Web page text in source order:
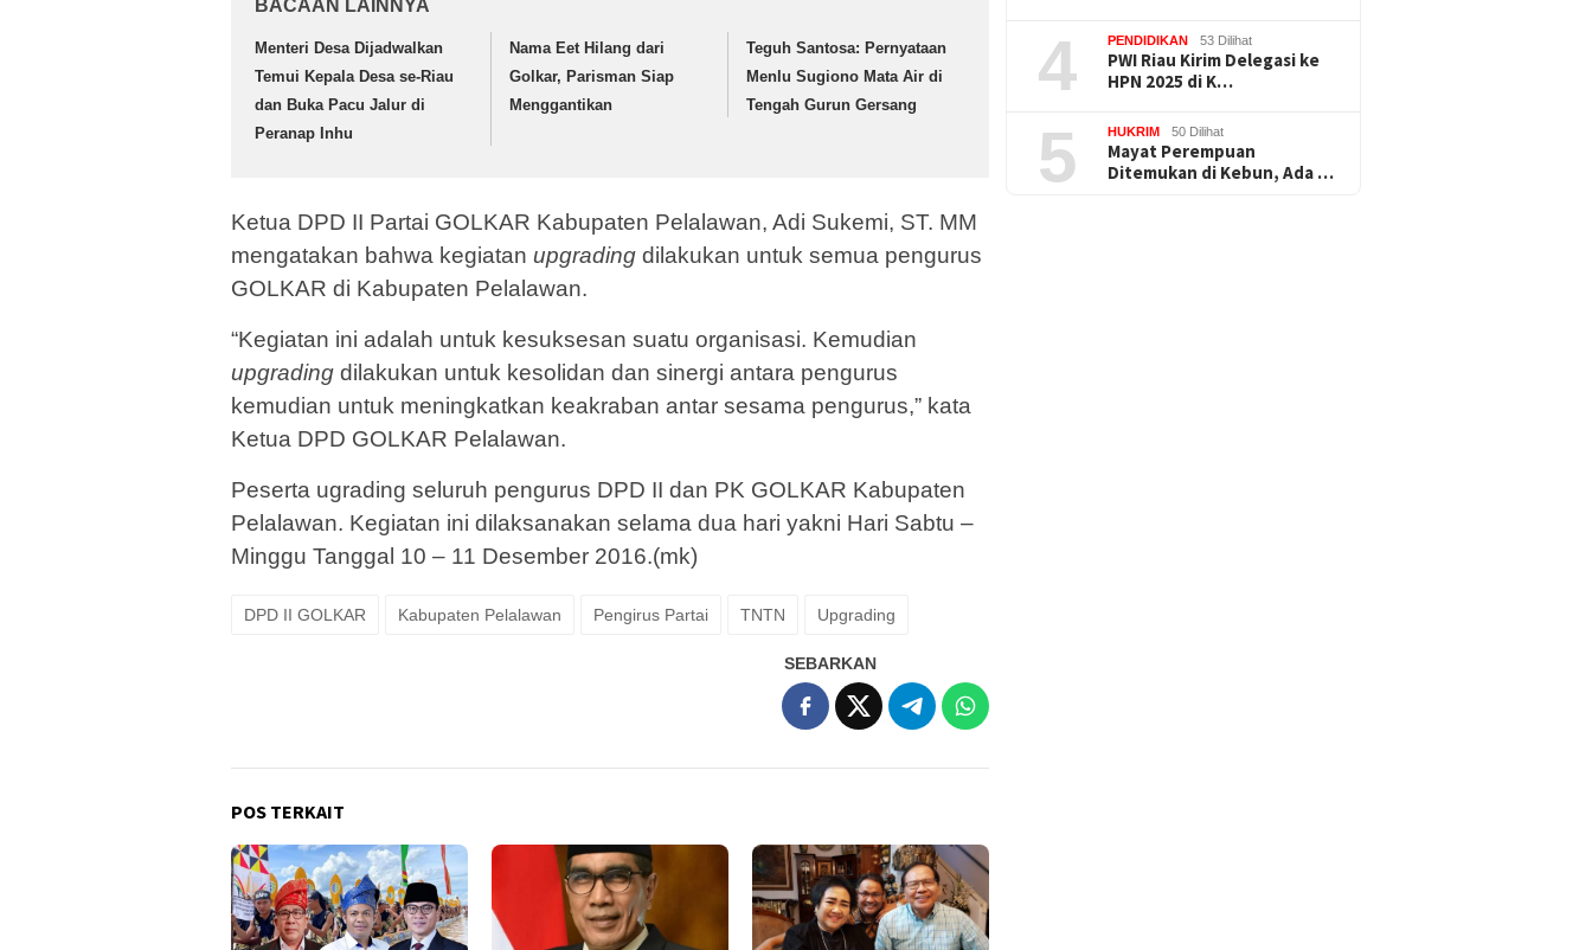
BACAAN LAINNYA
Menteri Desa Dijadwalkan
Temui Kepala Desa se-Riau
dan Buka Pacu Jalur di
Peranap Inhu
Nama Eet Hilang dari
Golkar, Parisman Siap
Menggantikan
Teguh Santosa: Pernyataan
Menlu Sugiono Mata Air di
Tengah Gurun Gersang
Ketua DPD II Partai GOLKAR Kabupaten Pelalawan, Adi Sukemi, ST. MM
mengatakan bahwa kegiatan upgrading dilakukan untuk semua pengurus
GOLKAR di Kabupaten Pelalawan.
“Kegiatan ini adalah untuk kesuksesan suatu organisasi. Kemudian
upgrading dilakukan untuk kesolidan dan sinergi antara pengurus
kemudian untuk meningkatkan keakraban antar sesama pengurus,” kata
Ketua DPD GOLKAR Pelalawan.
Peserta ugrading seluruh pengurus DPD II dan PK GOLKAR Kabupaten
Pelalawan. Kegiatan ini dilaksanakan selama dua hari yakni Hari Sabtu –
Minggu Tanggal 10 – 11 Desember 2016.(mk)
DPD II GOLKAR Kabupaten Pelalawan Pengirus Partai TNTN Upgrading
SEBARKAN
POS TERKAIT
4 PENDIDIKAN 53 Dilihat
PWI Riau Kirim Delegasi ke
HPN 2025 di K…
5 HUKRIM 50 Dilihat
Mayat Perempuan
Ditemukan di Kebun, Ada …